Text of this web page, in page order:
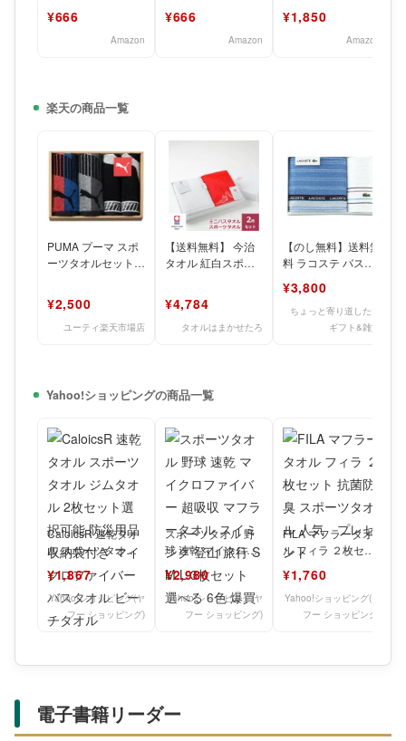
P8008
¥666
Amazon
P8008
¥666
Amazon
23×100cm 2枚セッ
¥1,850
Amazon
楽天の商品一覧
PUMA プーマ スポ
ーツタオルセットス
¥2,500
ユーティ楽天市場店
【送料無料】 今治
タオル 紅白スポー
日本製
¥4,784
タオルはまかせたろ
【のし無料】送料無
料 ラコステ バス・
ト LR40177【LA
¥3,800
ちょっと寄り道したい
ギフト&雑貨
Yahoo!ショッピングの商品一覧
CaloicsR 速乾タオ
ル スポーツタオル
ト選択可能 防
¥1,867
Yahoo!ショッピング(ヤ
フー ショッピング)
スポーツタオル 野
球 速乾 マイクロフ
ァイバー 超吸収 マ
フラータオル スイ
ミン
¥2,980
Yahoo!ショッピング(ヤ
フー ショッピング)
FILA マフラータオ
ル フィラ ２枚セッ
ツタオル 人気 プ
¥1,760
Yahoo!ショッピング(ヤ
フー ショッピング)
電子書籍リーダー